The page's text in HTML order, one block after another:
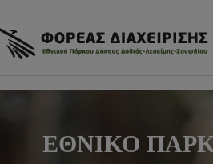
Το κέντρο ενημέρωσης
ΕΘΝΙΚΟ